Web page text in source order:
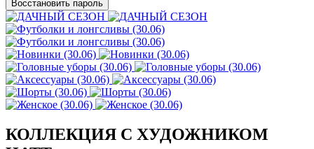
Восстановить пароль
КОЛЛЕКЦИЯ С ХУДОЖНИКОМ